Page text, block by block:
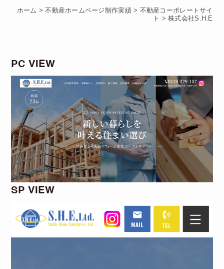
ホーム >不動産ホームページ制作実績> 不動産コーポレートサイ
ト >株式会社S.H.E
PC VIEW
SP VIEW